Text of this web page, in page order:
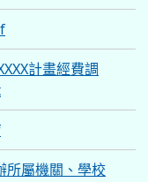
計畫經費調
所屬機關、學校